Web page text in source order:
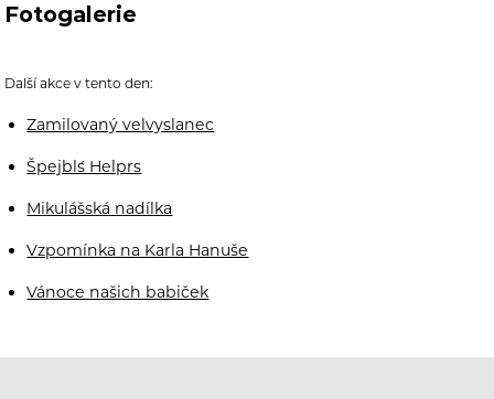
Fotogalerie
Další akce v tento den:
Zamilovaný velvyslanec
Špejbl´s Helprs
Mikulášská nadílka
Vzpomínka na Karla Hanuše
Vánoce našich babiček